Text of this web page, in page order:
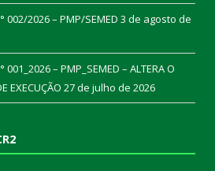
002/2026 – PMP/SEMED 3 de agosto de
001_2026 – PMP_SEMED – ALTERA O
EXECUÇÃO 27 de julho de 2026